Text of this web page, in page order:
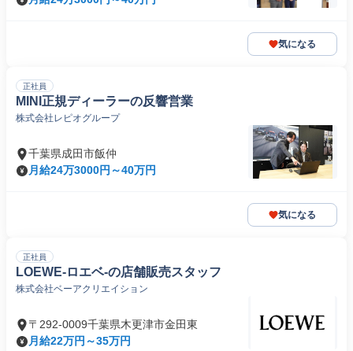
気になる
正社員
MINI正規ディーラーの反響営業
株式会社レピオグループ
千葉県成田市飯仲
月給24万3000円～40万円
気になる
正社員
LOEWE-ロエベ-の店舗販売スタッフ
株式会社ベーアクリエイション
〒292-0009千葉県木更津市金田東
月給22万円～35万円